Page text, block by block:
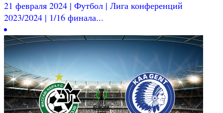
21 февраля 2024 | Футбол | Лига конференций
2023/2024 | 1/16 финала...